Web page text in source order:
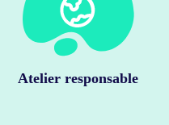
Atelier responsable